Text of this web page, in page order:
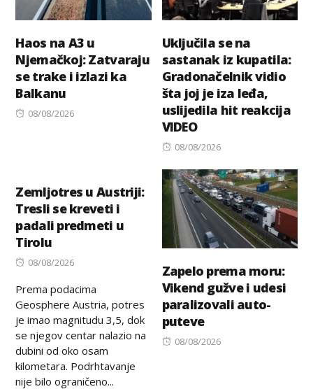
Haos na A3 u
Njemačkoj: Zatvaraju
se trake i izlazi ka
Balkanu
Posted
08/08/2026
Uključila se na
sastanak iz kupatila:
Gradonačelnik vidio
šta joj je iza leđa,
uslijedila hit reakcija
VIDEO
Posted
08/08/2026
Zemljotres u Austriji:
Tresli se kreveti i
padali predmeti u
Tirolu
Posted
08/08/2026
Prema podacima
Geosphere Austria, potres
je imao magnitudu 3,5, dok
se njegov centar nalazio na
dubini od oko osam
kilometara. Podrhtavanje
nije bilo ograničeno...
Zapelo prema moru:
Vikend gužve i udesi
paralizovali auto-
puteve
Posted
08/08/2026